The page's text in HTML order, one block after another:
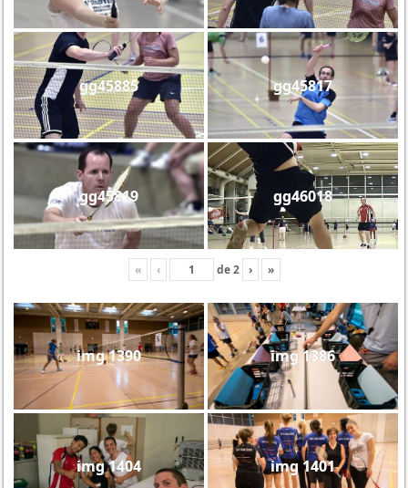
gg45885 gg45817
gg45819 gg46018
« ‹ de2 › »
img 1390 img 1386
img 1404 img 1401